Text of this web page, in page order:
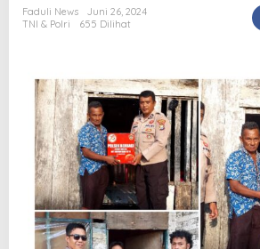
Faduli News
Juni 26, 2024
TNI & Polri
655 Dilihat